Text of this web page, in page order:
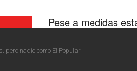
Pese a medidas
proyecto conjunto
pero nadie como El Popular